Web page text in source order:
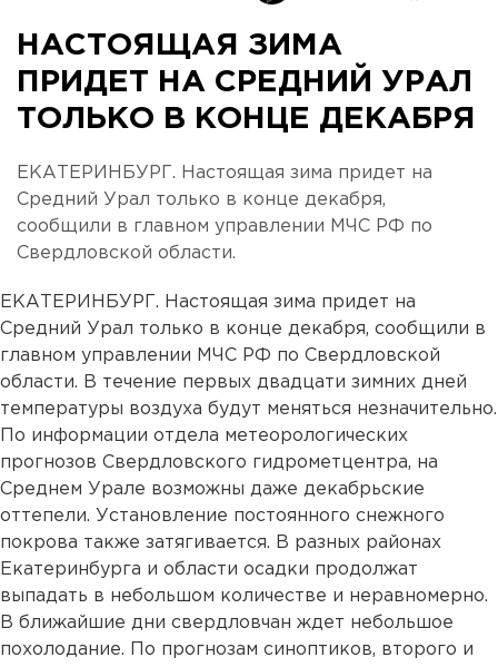
НАСТОЯЩАЯ ЗИМА
ПРИДЕТ НА СРЕДНИЙ УРАЛ
ТОЛЬКО В КОНЦЕ ДЕКАБРЯ
ЕКАТЕРИНБУРГ. Настоящая зима придет на
Средний Урал только в конце декабря,
сообщили в главном управлении МЧС РФ по
Свердловской области.
ЕКАТЕРИНБУРГ. Настоящая зима придет на
Средний Урал только в конце декабря, сообщили в
главном управлении МЧС РФ по Свердловской
области. В течение первых двадцати зимних дней
температуры воздуха будут меняться незначительно.
По информации отдела метеорологических
прогнозов Свердловского гидрометцентра, на
Среднем Урале возможны даже декабрьские
оттепели. Установление постоянного снежного
покрова также затягивается. В разных районах
Екатеринбурга и области осадки продолжат
выпадать в небольшом количестве и неравномерно.
В ближайшие дни свердловчан ждет небольшое
похолодание. По прогнозам синоптиков, второго и